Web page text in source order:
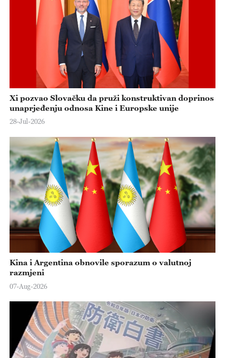
Xi pozvao Slovačku da pruži konstruktivan doprinos
unaprjeđenju odnosa Kine i Europske unije
28-Jul-2026
Kina i Argentina obnovile sporazum o valutnoj
razmjeni
07-Aug-2026